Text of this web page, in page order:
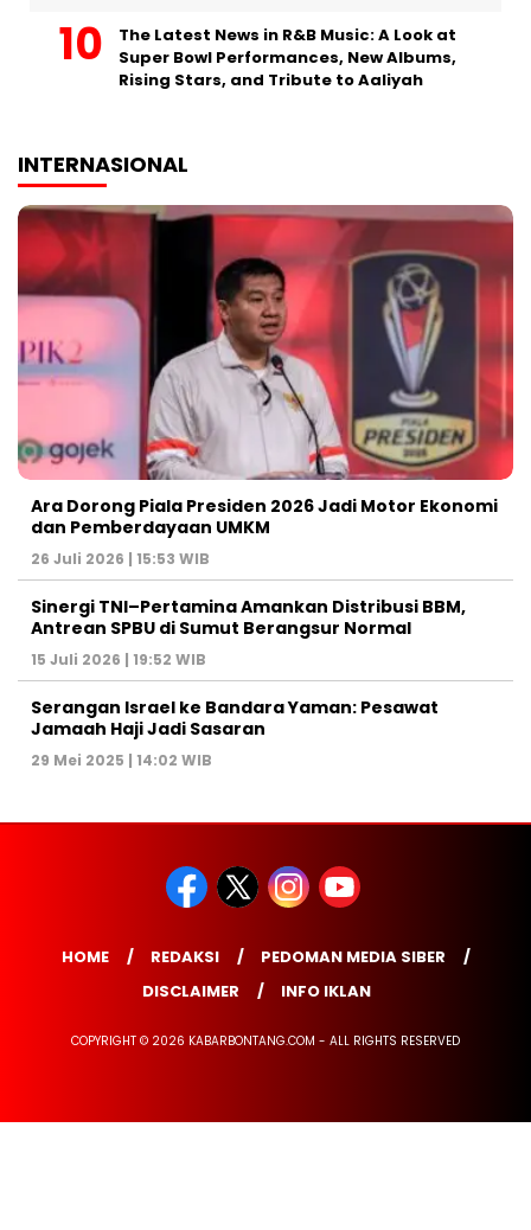
The Latest News in R&B Music: A Look at
Super Bowl Performances, New Albums,
Rising Stars, and Tribute to Aaliyah
INTERNASIONAL
Ara Dorong Piala Presiden 2026 Jadi Motor Ekonomi
dan Pemberdayaan UMKM
26 Juli 2026 | 15:53 WIB
Sinergi TNI–Pertamina Amankan Distribusi BBM,
Antrean SPBU di Sumut Berangsur Normal
15 Juli 2026 | 19:52 WIB
Serangan Israel ke Bandara Yaman: Pesawat
Jamaah Haji Jadi Sasaran
29 Mei 2025 | 14:02 WIB
HOME REDAKSI
PEDOMAN MEDIA SIBER
DISCLAIMER
INFO IKLAN
COPYRIGHT © 2026 KABARBONTANG.COM - ALL RIGHTS RESERVED